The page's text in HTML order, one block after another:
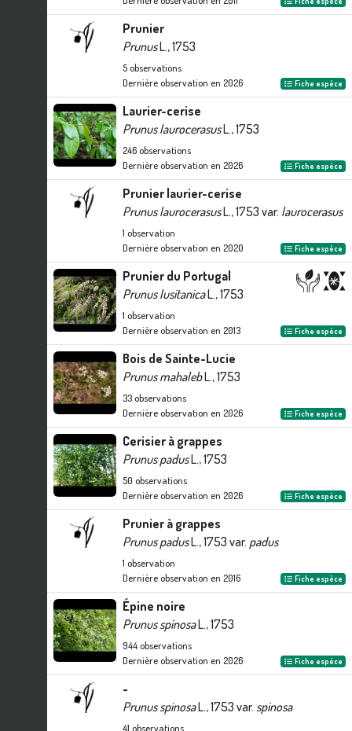
Prunier
PrunusL., 1753
5observations
Dernière observation en 2026 Fiche espèce
Laurier-cerise
Prunus laurocerasusL., 1753
246observations
Dernière observation en 2026 Fiche espèce
Prunier laurier-cerise
Prunus laurocerasusL., 1753 var. laurocerasus
1 observation
Dernière observation en 2020 Fiche espèce
Prunier du Portugal
Prunus lusitanicaL., 1753
1 observation
Dernière observation en 2013 Fiche espèce
Bois de Sainte-Lucie
Prunus mahalebL., 1753
33observations
Dernière observation en 2026 Fiche espèce
Cerisier à grappes
Prunus padusL., 1753
50 observations
Dernière observation en 2026 Fiche espèce
Prunier à grappes
Prunus padusL., 1753 var. padus
1 observation
Dernière observation en 2016 Fiche espèce
Épine noire
Prunus spinosaL., 1753
944observations
Dernière observation en 2026 Fiche espèce
-
Prunus spinosaL., 1753 var. spinosa
41 observations